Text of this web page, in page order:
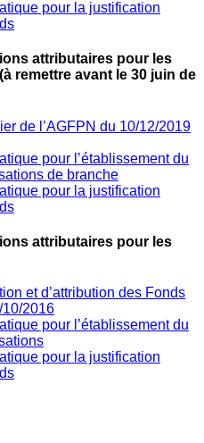
pour la justification
attributaires pour les
(à remettre avant le 30 juin de
de l’AGFPN du 10/12/2019
pour l’établissement du
de branche
pour la justification
attributaires pour les
et d’attribution des Fonds
10/2016
pour l’établissement du
pour la justification